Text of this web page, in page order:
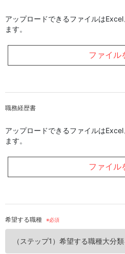
アップロードできるファイルは
ます。
ファイル
職務経歴書
アップロードできるファイルは
ます。
ファイル
希望する職種